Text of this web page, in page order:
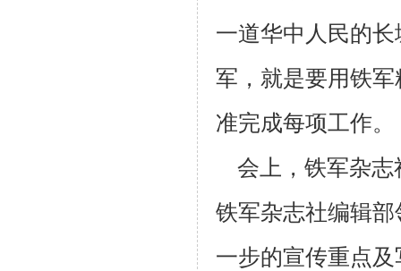
一道华中人民的
军，就是要用铁
准完成每项工作。
会上，铁军杂志
铁军杂志社编辑
一步的宣传重点